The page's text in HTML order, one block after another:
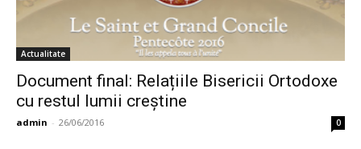
Actualitate
Document final: Relațiile Bisericii Ortodoxe
cu restul lumii creștine
admin - 26/06/2016 0